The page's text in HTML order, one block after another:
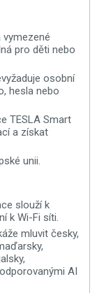
pro děti nebo
osobní
hesla nebo
TESLA Smart
a získat
unii.
slouží k
k Wi-Fi síti.
mluvit česky,
AI